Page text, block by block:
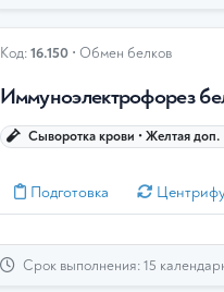
Код:16.150• Обмен белков
Иммуноэлектрофорез
Сыворотка крови • Желтая доп.
Подготовка
Срок выполнения: 15